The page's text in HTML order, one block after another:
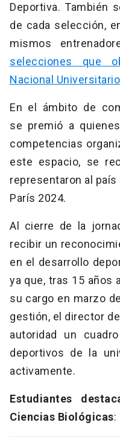
Deportiva. También
de cada selección,
mismos
selecciones que
Nacional
En el ámbito de
se premió a
competencias
este espacio, se
representaron al
París 2024.
Al cierre de la
recibir un
en el desarrollo
ya que, tras 15 años
su cargo en marzo
gestión, el director
autoridad un
deportivos de la
activamente.
Estudiantes
Ciencias Biológicas: